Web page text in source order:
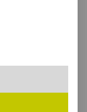
für die eine